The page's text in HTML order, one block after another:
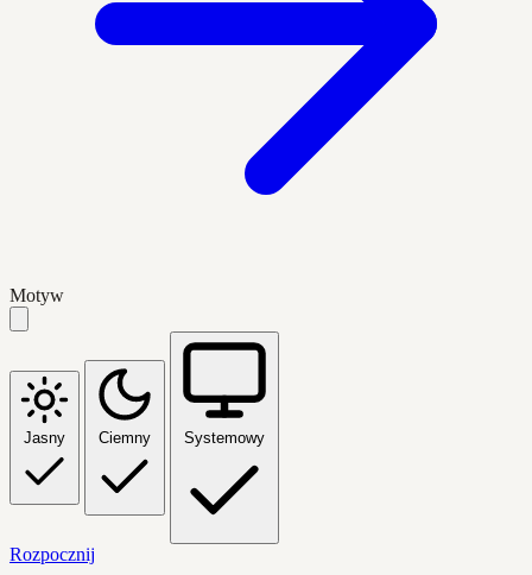
Motyw
Jasny Ciemny Systemowy
Rozpocznij